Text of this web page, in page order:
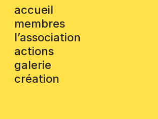
accueil
membres
l’association
actions
galerie
création